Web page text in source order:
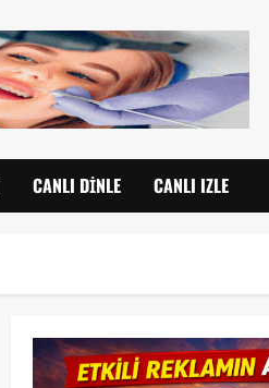
CANLI DINLE CANLI IZLE